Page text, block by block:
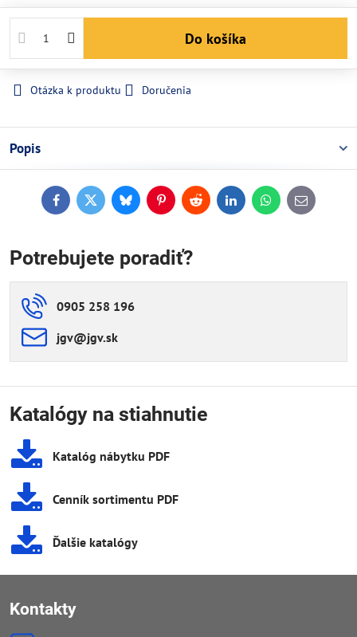
Do košíka
Otázka k produktu Doručenia
Popis
FacebookTwitterBlueskyPinterestReddit LinkedInWhatsApp
E-
mail
Potrebujete poradiť?
0905 258 196
jgv​@jgv​.sk
Katalógy na stiahnutie
Katalóg nábytku PDF
Cenník sortimentu PDF
Ďalšie katalógy
Kontakty